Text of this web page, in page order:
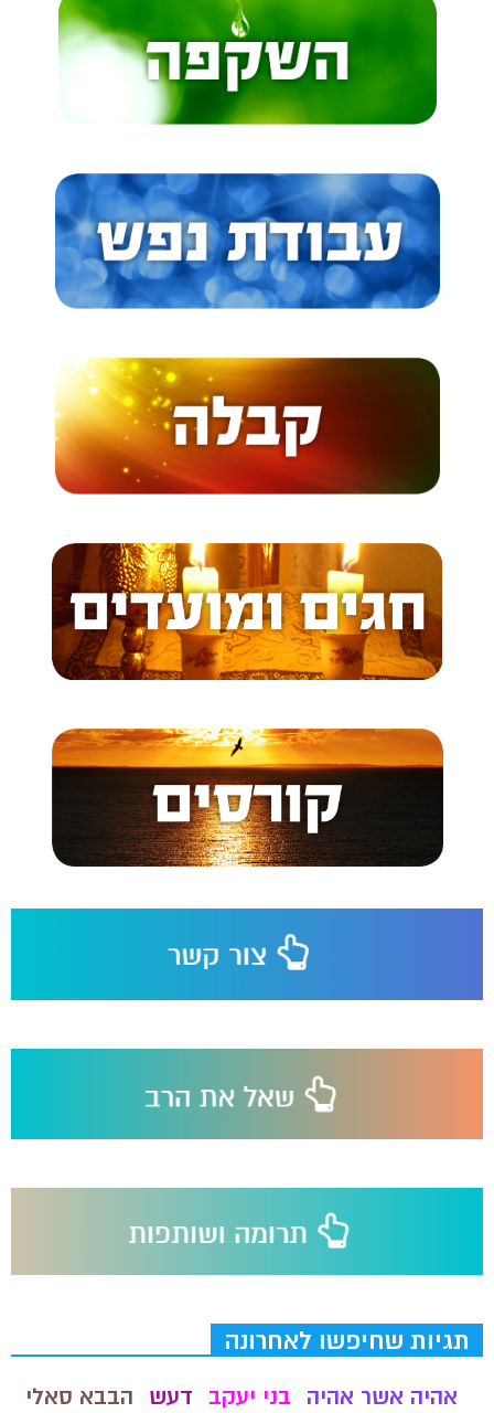
תגיות שחיפשו לאחרונה
אהיה אשר אהיה בני יעקב דעש
הבבא סאלי